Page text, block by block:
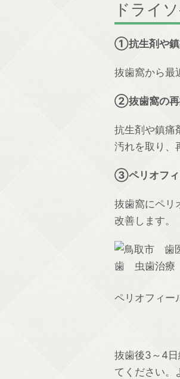
ドライ
①抗生剤や鎮
抜歯窩から最
②抜歯窩の再
抗生剤や鎮痛
汚れを取り、
③ペリオフィ
抜歯窩にペリ
改善します。
ペリオフィー
抜歯後3～4日
てください。